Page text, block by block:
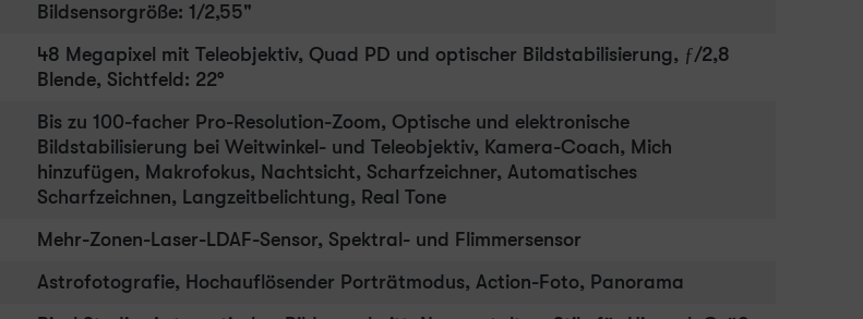
Bildsensorgröße: 1/2,55"
48 Megapixel mit Teleobjektiv, Quad PD und optischer Bildstabilisierung, ƒ/2,8
Blende, Sichtfeld: 22°
Bis zu 100-facher Pro-Resolution-Zoom, Optische und elektronische
Bildstabilisierung bei Weitwinkel- und Teleobjektiv, Kamera-Coach, Mich
hinzufügen, Makrofokus, Nachtsicht, Scharfzeichner, Automatisches
Scharfzeichnen, Langzeitbelichtung, Real Tone
Mehr-Zonen-Laser-LDAF-Sensor, Spektral- und Flimmersensor
Astrofotografie, Hochauflösender Porträtmodus, Action-Foto, Panorama